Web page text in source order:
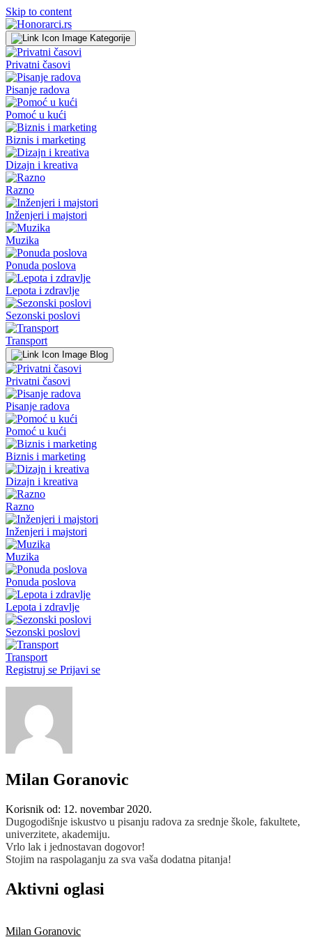
Skip to content
Kategorije
Privatni časovi
Pisanje radova
Pomoć u kući
Biznis i marketing
Dizajn i kreativa
Razno
Inženjeri i majstori
Muzika
Ponuda poslova
Lepota i zdravlje
Sezonski poslovi
Transport
Blog
Privatni časovi
Pisanje radova
Pomoć u kući
Biznis i marketing
Dizajn i kreativa
Razno
Inženjeri i majstori
Muzika
Ponuda poslova
Lepota i zdravlje
Sezonski poslovi
Transport
Registruj se Prijavi se
Milan Goranovic
Korisnik od: 12. novembar 2020.
Dugogodišnje iskustvo u pisanju radova za srednje škole, fakultete,
univerzitete, akademiju.
Vrlo lak i jednostavan dogovor!
Stojim na raspolaganju za sva vaša dodatna pitanja!
Aktivni oglasi
Milan Goranovic